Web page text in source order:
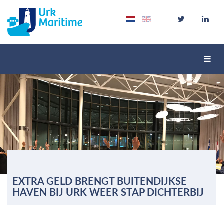
EXTRA GELD BRENGT BUITENDIJKSE
HAVEN BIJ URK WEER STAP DICHTERBIJ